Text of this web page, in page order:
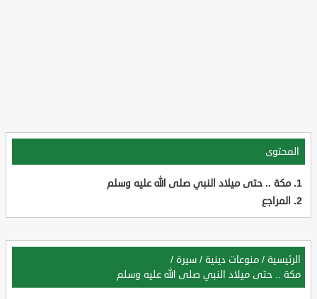
المحتوى
مكة .. حتى ميلاد النبي صلى الله عليه وسلم
المراجع
الرئيسية / منوعات دينية / سيرة /
مكة .. حتى ميلاد النبي صلى الله عليه وسلم